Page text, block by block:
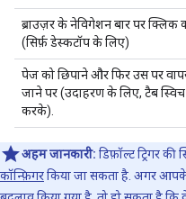
ब्राउज़र के नेविगेशन बार पर क्लिक
(सिर्फ़ डेस्कटॉप के लिए)
पेज को छिपाने और फिर उस पर
जाने पर (उदाहरण के लिए, टैब स्विच
करके).
अहम जानकारी: डिफ़ॉल्ट ट्रिगर की
कॉन्फ़िगरकिया जा सकता है. अगर